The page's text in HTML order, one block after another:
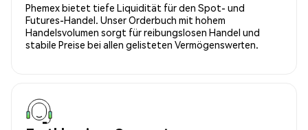
Phemex bietet tiefe Liquidität für den Spot- und
Futures-Handel. Unser Orderbuch mit hohem
Handelsvolumen sorgt für reibungslosen Handel und
stabile Preise bei allen gelisteten Vermögenswerten.